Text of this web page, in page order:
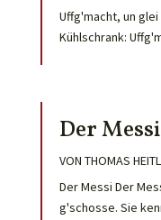
Uffg'macht, un
Kühlschrank:
Der Messi
VON THOMAS
Der Messi Der
g'schosse. Sie